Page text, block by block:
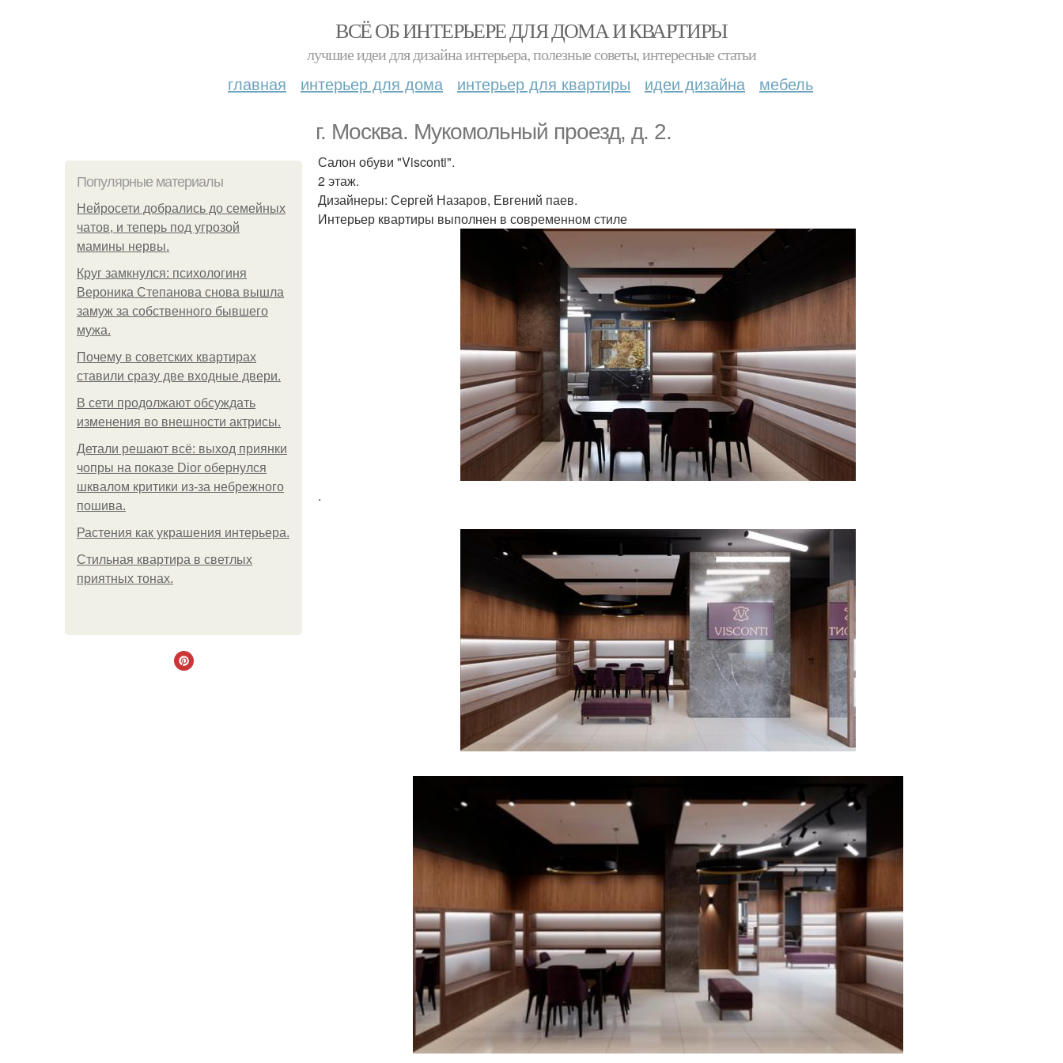
ВСЁ ОБ ИНТЕРЬЕРЕ ДЛЯ ДОМА И КВАРТИРЫ
лучшие идеи для дизайна интерьера, полезные советы, интересные статьи
главная интерьер для дома интерьер для квартиры идеи дизайна мебель
г. Москва. Мукомольный проезд, д. 2.
Популярные материалы
Нейросети добрались до семейных
чатов, и теперь под угрозой
мамины нервы.
Круг замкнулся: психологиня
Вероника Степанова снова вышла
замуж за собственного бывшего
мужа.
Почему в советских квартирах
ставили сразу две входные двери.
В сети продолжают обсуждать
изменения во внешности актрисы.
Детали решают всё: выход приянки
чопры на показе Dior обернулся
шквалом критики из-за небрежного
пошива.
Растения как украшения интерьера.
Стильная квартира в светлых
приятных тонах.
Салон обуви "Visconti".
2 этаж.
Дизайнеры: Сергей Назаров, Евгений паев.
Интерьер квартиры выполнен в современном стиле
.